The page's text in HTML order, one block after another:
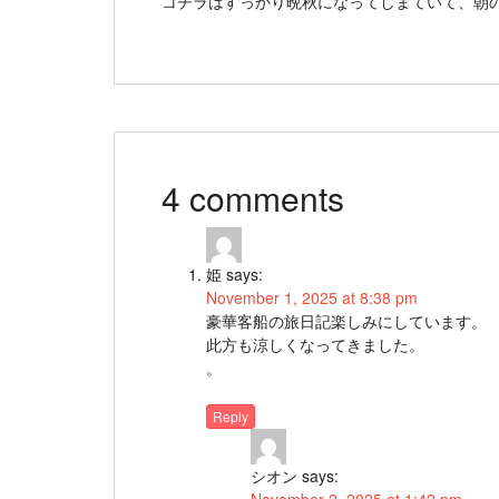
4 comments
姫 says:
November 1, 2025 at 8:38 pm
豪華客船の旅日記楽しみにしています。
此方も涼しくなってきました。
。
Reply
シオン says: